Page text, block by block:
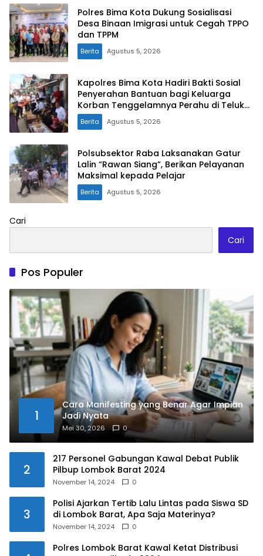
Polres Bima Kota Dukung Sosialisasi
Desa Binaan Imigrasi untuk Cegah TPPO
dan TPPM
Berita Agustus 5, 2026
Kapolres Bima Kota Hadiri Bakti Sosial
Penyerahan Bantuan bagi Keluarga
Korban Tenggelamnya Perahu di Teluk
Bima
Berita Agustus 5, 2026
Polsubsektor Raba Laksanakan Gatur
Lalin “Rawan Siang”, Berikan Pelayanan
Maksimal kepada Pelajar
Berita Agustus 5, 2026
Cari
Cari
Pos Populer
1
Cara Manifesting yang Benar Agar Impian
Jadi Nyata
Mei 30, 2026 0
2
217 Personel Gabungan Kawal Debat Publik
Pilbup Lombok Barat 2024
November 14, 2024 0
3
Polisi Ajarkan Tertib Lalu Lintas pada Siswa SD
di Lombok Barat, Apa Saja Materinya?
November 14, 2024 0
Polres Lombok Barat Kawal Ketat Distribusi